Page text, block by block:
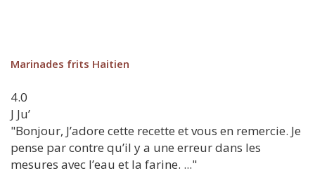
Marinades frits Haitien
4.0
J Ju’
"Bonjour, J’adore cette recette et vous en remercie. Je
pense par contre qu’il y a une erreur dans les
mesures avec l’eau et la farine. ..."